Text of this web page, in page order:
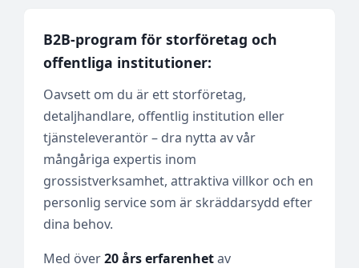
B2B-program för storföretag och
offentliga institutioner:
Oavsett om du är ett storföretag,
detaljhandlare, offentlig institution eller
tjänsteleverantör – dra nytta av vår
mångåriga expertis inom
grossistverksamhet, attraktiva villkor och en
personlig service som är skräddarsydd efter
dina behov.
Med över20 års erfarenhetav